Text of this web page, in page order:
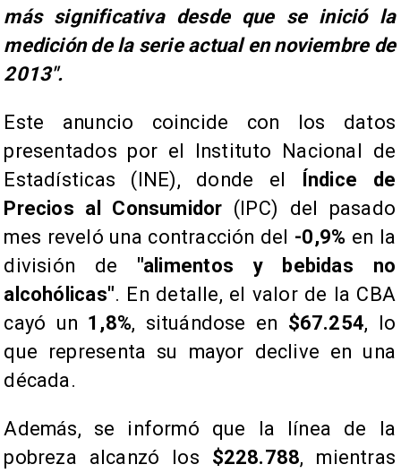
más significativa desde que se inició la
medición de la serie actual en noviembre de
2013".
Este anuncio coincide con los datos
presentados por el Instituto Nacional de
Estadísticas (INE), donde el Índice de
Precios al Consumidor (IPC) del pasado
mes reveló una contracción del -0,9% en la
división de "alimentos y bebidas no
alcohólicas". En detalle, el valor de la CBA
cayó un 1,8%, situándose en $67.254, lo
que representa su mayor declive en una
década.
Además, se informó que la línea de la
pobreza alcanzó los $228.788, mientras